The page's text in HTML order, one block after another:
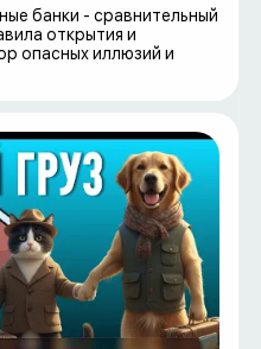
банки - сравнительный
открытия и
опасных иллюзий и